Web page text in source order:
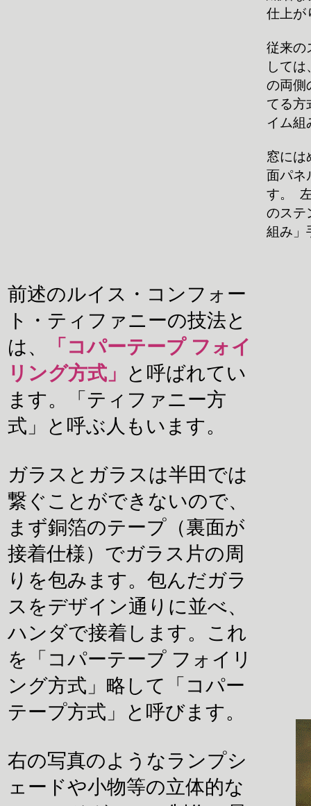
仕上が
従来の
して
の両側
てる方
イム組
窓には
面パネ
す。
のステ
組み」
前述のルイス・コンフォー
ト・ティファニーの技法と
は、
「コパーテープ フォイ
リング方式」
と呼ばれてい
ます。「ティファニー方
式」と呼ぶ人もいます。
ガラスとガラスは半田では
繋ぐことができないので、
まず銅箔のテープ（裏面が
接着仕様）でガラス片の周
りを包みます。包んだガラ
スをデザイン通りに並べ、
ハンダで接着します。これ
を「コパーテープ フォイリ
ング方式」略して「コパー
テープ方式」と呼びます。
右の写真のようなランプシ
ェードや小物等の立体的な